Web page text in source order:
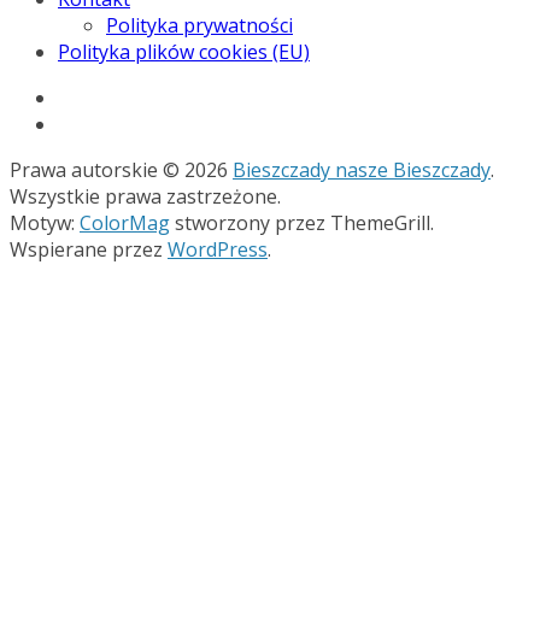
Polityka prywatności
Polityka plików cookies (EU)
Prawa autorskie © 2026 Bieszczady nasze Bieszczady.
Wszystkie prawa zastrzeżone.
Motyw: ColorMagstworzony przez ThemeGrill.
Wspierane przez WordPress.